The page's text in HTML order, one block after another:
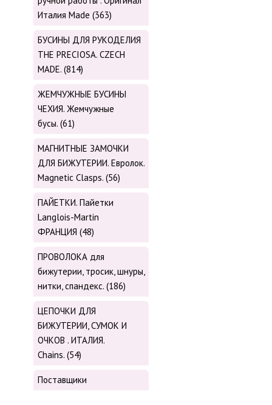
Италия Made (363)
БУСИНЫ ДЛЯ РУКОДЕЛИЯ
THE PRECIOSA. CZECH
MADE. (814)
ЖЕМЧУЖНЫЕ БУСИНЫ
ЧЕХИЯ. Жемчужные
бусы. (61)
МАГНИТНЫЕ ЗАМОЧКИ
ДЛЯ БИЖУТЕРИИ. Евролок.
Magnetic Сlasps. (56)
ПАЙЕТКИ. Пайетки
Langlois-Martin
ФРАНЦИЯ (48)
ПРОВОЛОКА для
бижутерии, тросик, шнуры,
нитки, cпандекс. (186)
ЦЕПОЧКИ ДЛЯ
БИЖУТЕРИИ, СУМОК И
ОЧКОВ . ИТАЛИЯ.
Chains. (54)
Поставщики